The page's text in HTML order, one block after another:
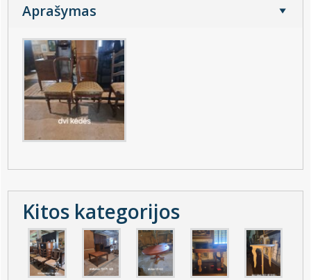
Aprašymas
Kitos kategorijos